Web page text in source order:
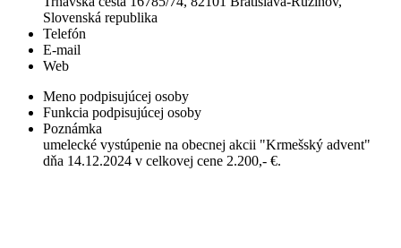
Slovenská republika
Telefón
E-mail
Web
Meno podpisujúcej osoby
Funkcia podpisujúcej osoby
Poznámka
umelecké vystúpenie na obecnej akcii "Krmešský advent"
dňa 14.12.2024 v celkovej cene 2.200,- €.